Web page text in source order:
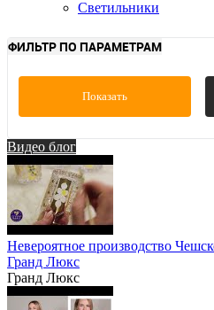
Светильники
ФИЛЬТР ПО ПАРАМЕТРАМ
Показать
Видео блог
Невероятное производство
Гранд Люкс
Гранд Люкс